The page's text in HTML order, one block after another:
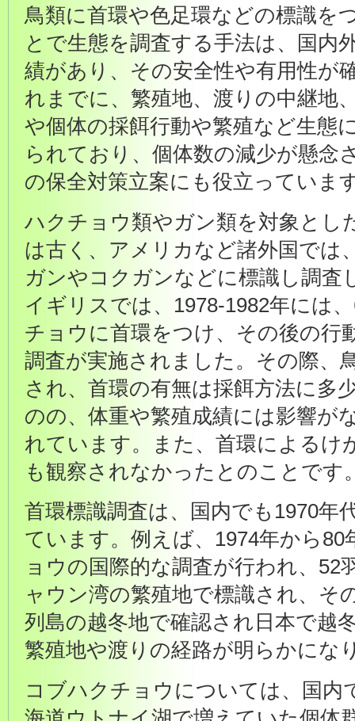
鳥類に首環や色足環などの標識を
とで生態を調査する手法は、国内
績があり、その安全性や有用性が
れまでに、繁殖地、渡りの中継地
や個体の採餌行動や繁殖など生態
られており、個体数の減少が懸念
の保全対策立案にも役立っていま
ハクチョウ類やガン類を対象とし
は古く、アメリカなど諸外国では
ガンやコクガンなどに標識し調査
イギリスでは、1978-1982年には
チョウに首環をつけ、その後の行
調査が実施されました。その際、
され、首環の有無は採餌方法に多
のの、体重や繁殖成績には影響が
れています。また、首環によるけ
も観察されなかったとのことです
首環標識調査は、国内でも1970年
ています。例えば、1974年から
ョウの国際的な調査が行われ、52
ャウン湾の繁殖地で標識され、そ
列島の越冬地で確認され日本で越
繁殖地や渡りの経路が明らかにな
コブハクチョウについては、国内